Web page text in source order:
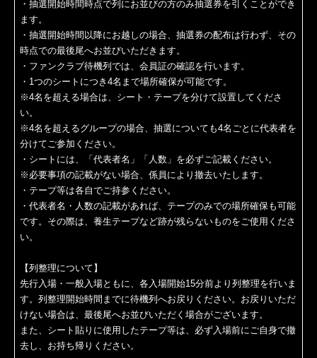
・抽選開始時間時点で列にお並びの方のみ抽選券を引くことができ
ます。
・抽選開始時間以降にお越しの場合、抽選券の配布は行わず、その
時点での最後尾へお並びいただきます。
・ファンクラブ待機列では、会員証の確認を行います。
・1つのシートにつき4名まで場所確保が可能です。
※4名を超える場合は、シート・テープを分けて設置してくださ
い。
※4名を超えるグループの場合、抽選についても4名ごとに代表者を
分けてご参加ください。
・シートには、「代表者名」「人数」を必ずご記載ください。
※必要事項の記載がない場合、係員により撤去いたします。
・テープ等は各自でご持参ください。
・代表者名・人数の記載があれば、テープのみでの場所確保も可能
です。その際は、養生テープなど跡が残らないものをご使用くださ
い。
【列整理について】
先行入場・一般入場ともに、各入場開始15分前より列整理を行いま
す。列整理開始時間までに待機列へお戻りください。お戻りいただ
けない場合は、最後尾へお並びいただく場合がございます。
また、シート貼りに使用したテープ等は、必ず入場前にご自身で撤
去し、お持ち帰りください。